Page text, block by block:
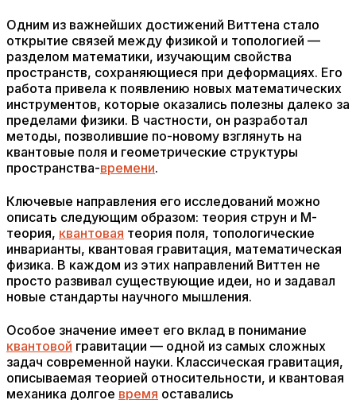
Одним из важнейших достижений Виттена стало
открытие связей между физикой и топологией —
разделом математики, изучающим свойства
пространств, сохраняющиеся при деформациях. Его
работа привела к появлению новых математических
инструментов, которые оказались полезны далеко за
пределами физики. В частности, он разработал
методы, позволившие по-новому взглянуть на
квантовые поля и геометрические структуры
пространства-времени.
Ключевые направления его исследований можно
описать следующим образом: теория струн и М-
теория, квантовая теория поля, топологические
инварианты, квантовая гравитация, математическая
физика. В каждом из этих направлений Виттен не
просто развивал существующие идеи, но и задавал
новые стандарты научного мышления.
Особое значение имеет его вклад в понимание
квантовой гравитации — одной из самых сложных
задач современной науки. Классическая гравитация,
описываемая теорией относительности, и квантовая
механика долгое время оставались